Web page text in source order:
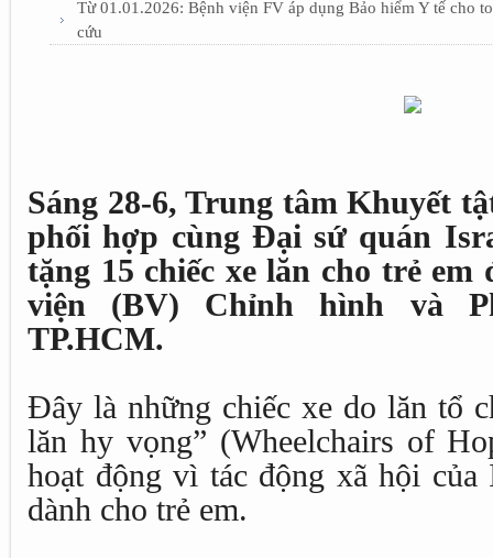
Từ 01.01.2026: Bệnh viện FV áp dụng Bảo hiểm Y tế cho
cứu
Sáng 28-6, Trung tâm Khuyết
phối hợp cùng Đại sứ quán
tặng 15 chiếc xe lăn cho trẻ
viện (BV) Chỉnh hình và
TP.HCM.
Đây là những chiếc xe do lăn tổ
lăn hy vọng” (Wheelchairs of
hoạt động vì tác động xã hội của
dành cho trẻ em.